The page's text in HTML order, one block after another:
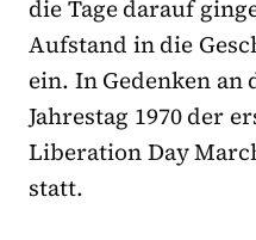
die Tage darauf
Aufstand in die
ein. In Gedenken an
Jahrestag 1970 der
Liberation Day
statt.